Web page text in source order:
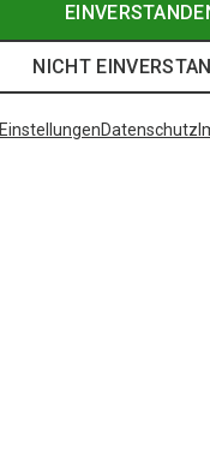
NICHT
EinstellungenDatenschutz